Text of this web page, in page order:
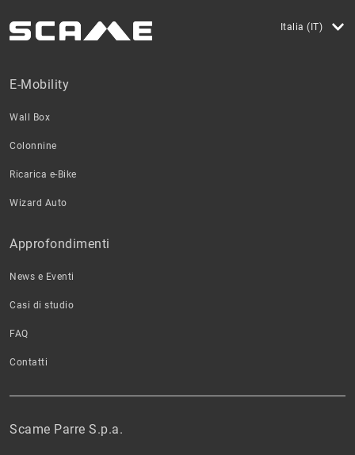
Italia (IT)
Scame Parre S.p.a.
E-Mobility
Wall Box
Colonnine
Ricarica e-Bike
Wizard Auto
Approfondimenti
News e Eventi
Casi di studio
FAQ
Contatti